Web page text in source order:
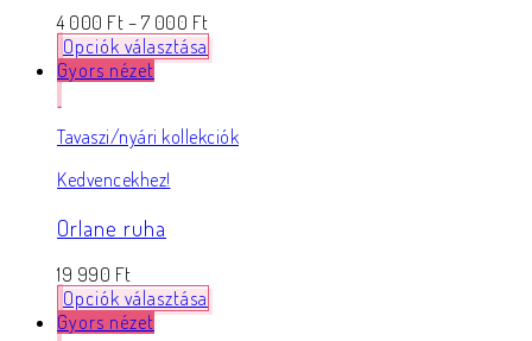
4 000 Ft – 7 000 Ft
Opciók választása
Gyors nézet
Tavaszi/nyári kollekciók
Kedvencekhez!
Orlane ruha
19 990 Ft
Opciók választása
Gyors nézet